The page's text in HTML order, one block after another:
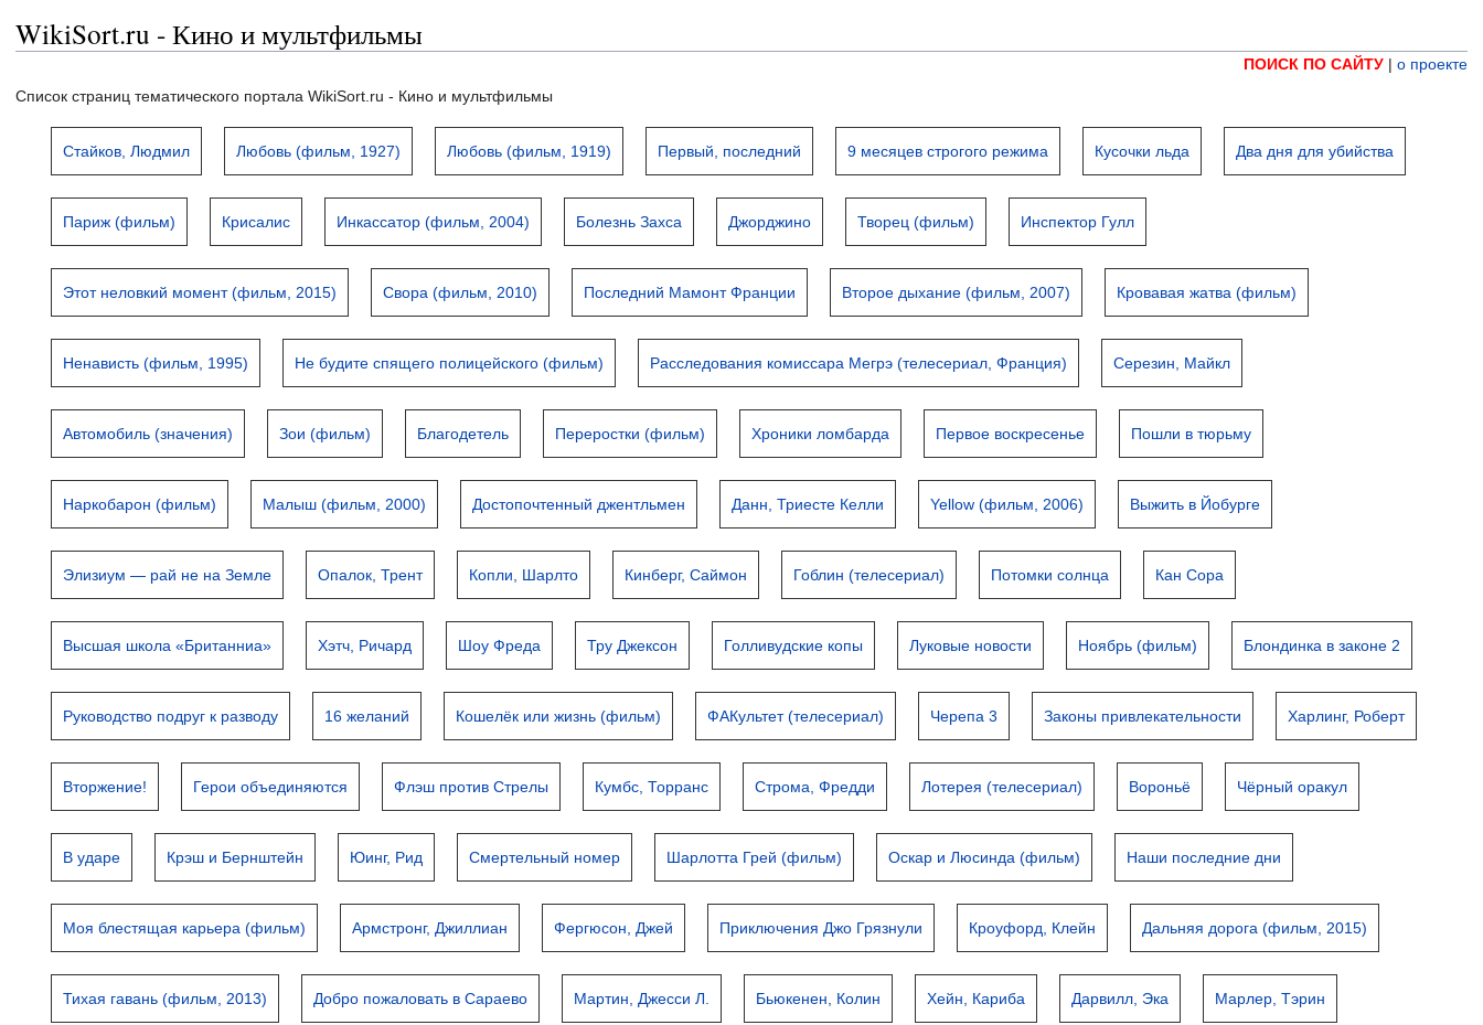
WikiSort.ru - Кино и мультфильмы
ПОИСК ПО САЙТУ | о проекте
Список страниц тематического портала WikiSort.ru - Кино и мультфильмы
Стайков, Людмил Любовь (фильм, 1927) Любовь (фильм, 1919) Первый, последний 9 месяцев строгого режима Кусочки льда Два дня для убийства
Париж (фильм) Крисалис Инкассатор (фильм, 2004) Болезнь Захса Джорджино Творец (фильм) Инспектор Гулл
Этот неловкий момент (фильм, 2015) Свора (фильм, 2010) Последний Мамонт Франции Второе дыхание (фильм, 2007) Кровавая жатва (фильм)
Ненависть (фильм, 1995) Не будите спящего полицейского (фильм) Расследования комиссара Мегрэ (телесериал, Франция) Серезин, Майкл
Автомобиль (значения) Зои (фильм) Благодетель Переростки (фильм) Хроники ломбарда Первое воскресенье Пошли в тюрьму
Наркобарон (фильм) Малыш (фильм, 2000) Достопочтенный джентльмен Данн, Триесте Келли Yellow (фильм, 2006) Выжить в Йобурге
Элизиум — рай не на Земле Опалок, Трент Копли, Шарлто Кинберг, Саймон Гоблин (телесериал) Потомки солнца Кан Сора
Высшая школа «Британниа» Хэтч, Ричард Шоу Фреда Тру Джексон Голливудские копы Луковые новости Ноябрь (фильм) Блондинка в законе 2
Руководство подруг к разводу 16 желаний Кошелёк или жизнь (фильм) ФАКультет (телесериал) Черепа 3 Законы привлекательности Харлинг, Роберт
Вторжение! Герои объединяются Флэш против Стрелы Кумбс, Торранс Строма, Фредди Лотерея (телесериал) Вороньё Чёрный оракул
В ударе Крэш и Бернштейн Юинг, Рид Смертельный номер Шарлотта Грей (фильм) Оскар и Люсинда (фильм) Наши последние дни
Моя блестящая карьера (фильм) Армстронг, Джиллиан Фергюсон, Джей Приключения Джо Грязнули Кроуфорд, Клейн Дальняя дорога (фильм, 2015)
Тихая гавань (фильм, 2013) Добро пожаловать в Сараево Мартин, Джесси Л. Бьюкенен, Колин Хейн, Кариба Дарвилл, Эка Марлер, Тэрин